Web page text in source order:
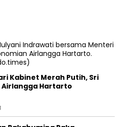
Kabinet Merah Putih, Sri
Hartarto